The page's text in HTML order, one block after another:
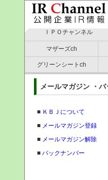
ＩＰＯチャンネル
マザーズch
グリーンシートch
メールマガジン ・
■ ＫＢＪについて
■ メールマガジン登録
■ メールマガジン解除
■ バックナンバー